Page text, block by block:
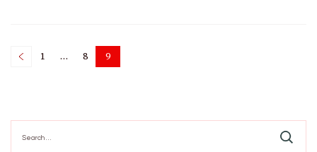
Posts
Page
1 … Page
8 Page
9
for: